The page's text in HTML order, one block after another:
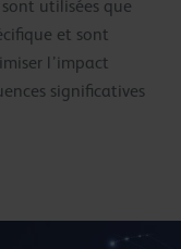
utilisées que
et sont
l’impact
significatives